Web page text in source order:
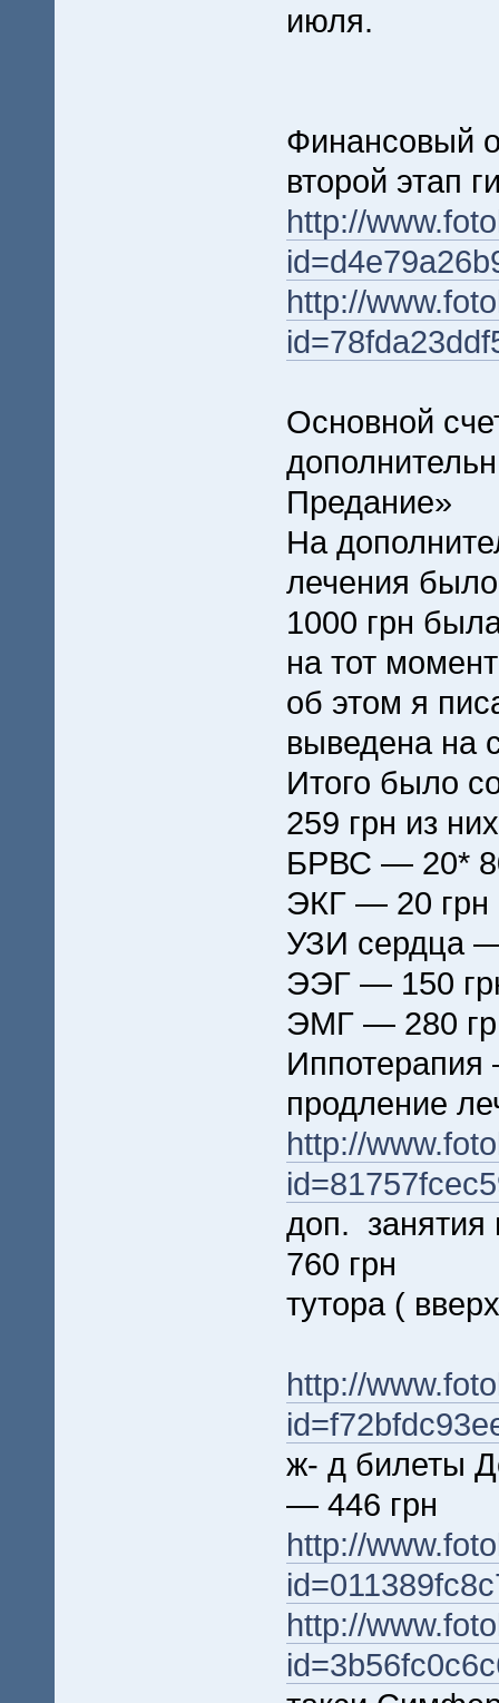
июля.
Финансовый
второй этап
http://
http://
Основной
Предание»
На
лечения
1000 грн
на тот
об этом я
выведена на
Итого было
259 грн из них
БРВС — 20*
ЭКГ — 20 грн
УЗИ сердца
ЭЭГ — 150
ЭМГ — 280
Иппотерапия
продление
http://
доп.
760 грн
тутора (
http://
ж- д билеты
— 446 грн
http://
http://